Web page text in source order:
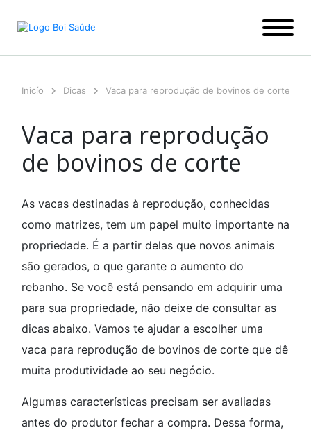
para
Inicío Dicas Vaca para reprodução de bovinos de corte
Vaca para reprodução
de bovinos de corte
As vacas destinadas à reprodução, conhecidas
como matrizes, tem um papel muito importante na
propriedade. É a partir delas que novos animais
são gerados, o que garante o aumento do
rebanho. Se você está pensando em adquirir uma
para sua propriedade, não deixe de consultar as
dicas abaixo. Vamos te ajudar a escolher uma
vaca para reprodução de bovinos de corte que dê
muita produtividade ao seu negócio.
Algumas características precisam ser avaliadas
antes do produtor fechar a compra. Dessa forma,